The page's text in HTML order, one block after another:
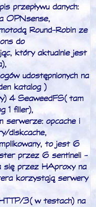
przepływu danych:
OPNsense,
Round-Robin ze
do
który aktualnie jest
udostępnionych na
katalog )
4 SeaweedFS (tam
1 filler),
serwerze: opcache i
diskcache,
to jest 6
przez 6 sentineli -
się przez HAproxy na
korzystają serwery
3 (w testach) na